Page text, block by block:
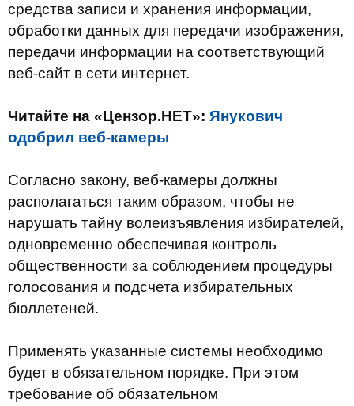
средства записи и хранения информации,
обработки данных для передачи изображения,
передачи информации на соответствующий
веб-сайт в сети интернет.
Читайте на «Цензор.НЕТ»: Янукович
одобрил веб-камеры
Согласно закону, веб-камеры должны
располагаться таким образом, чтобы не
нарушать тайну волеизъявления избирателей,
одновременно обеспечивая контроль
общественности за соблюдением процедуры
голосования и подсчета избирательных
бюллетеней.
Применять указанные системы необходимо
будет в обязательном порядке. При этом
требование об обязательном